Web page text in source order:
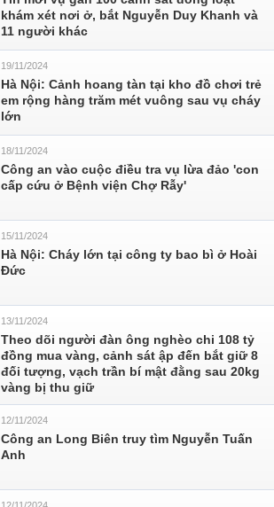
khám xét nơi ở, bắt Nguyễn Duy Khanh và
11 người khác
19/11/2024
Hà Nội: Cảnh hoang tàn tại kho đồ chơi trẻ
em rộng hàng trăm mét vuông sau vụ cháy
lớn
18/11/2024
Công an vào cuộc điều tra vụ lừa đảo 'con
cấp cứu ở Bệnh viện Chợ Rẫy'
15/11/2024
Hà Nội: Cháy lớn tại công ty bao bì ở Hoài
Đức
13/11/2024
Theo dõi người đàn ông nghèo chi 108 tỷ
đồng mua vàng, cảnh sát ập đến bắt giữ 8
đối tượng, vạch trần bí mật đằng sau 20kg
vàng bị thu giữ
12/11/2024
Công an Long Biên truy tìm Nguyễn Tuấn
Anh